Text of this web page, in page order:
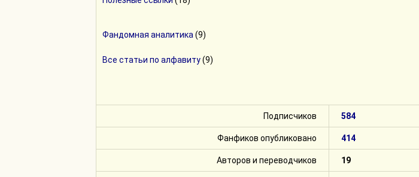
Фандомная аналитика (9)
Все статьи по алфавиту(9)
Подписчиков 584
Фанфиков опубликовано 414
Авторов и переводчиков 19